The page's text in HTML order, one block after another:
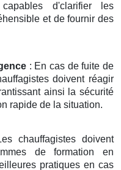
d'clarifier les
et de fournir des
: En cas de fuite de
doivent réagir
ainsi la sécurité
rapide de la situation.
chauffagistes doivent
de formation en
pratiques en cas